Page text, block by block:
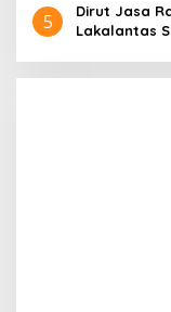
5
Dirut Jasa
Lakalantas